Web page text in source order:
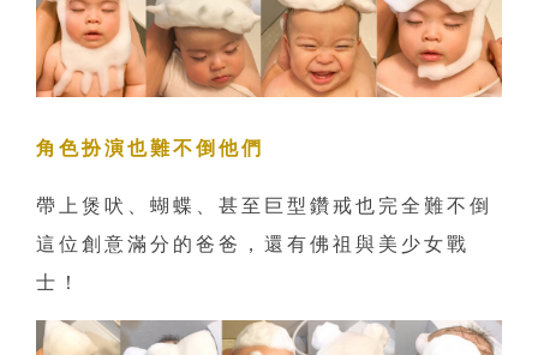
角色扮演也難不倒他們
帶上煲吠、蝴蝶、甚至巨型鑽戒也完全難不倒
這位創意滿分的爸爸，還有佛祖與美少女戰
士！